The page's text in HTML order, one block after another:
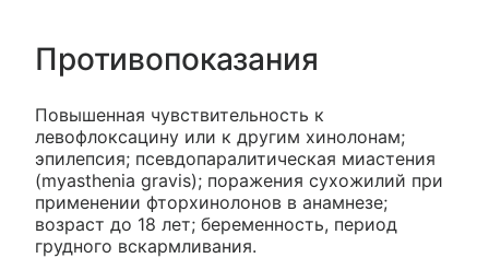
Противопоказания
Повышенная чувствительность к
левофлоксацину или к другим хинолонам;
эпилепсия; псевдопаралитическая миастения
(myasthenia gravis); поражения сухожилий при
применении фторхинолонов в анамнезе;
возраст до 18 лет; беременность, период
грудного вскармливания.